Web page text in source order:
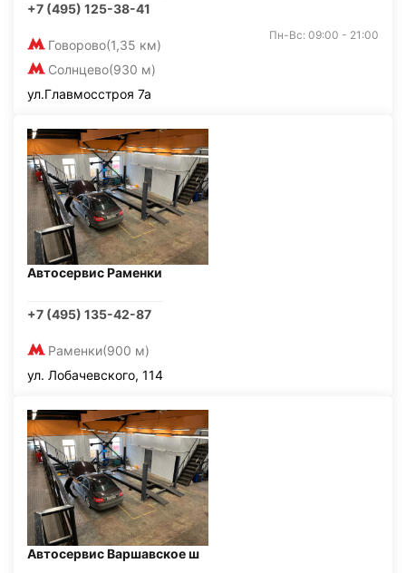
+7 (495) 125-38-41
Говорово(1,35 км)
Солнцево(930 м)
Пн-Вс: 09:00 - 21:00
ул.Главмосстроя 7а
Автосервис Раменки
+7 (495) 135-42-87
Раменки(900 м)
ул. Лобачевского, 114
Автосервис Варшавское ш